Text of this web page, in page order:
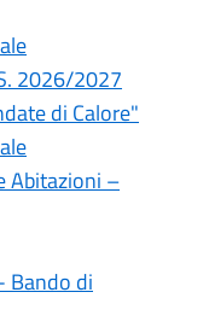
2026/2027
di Calore"
Abitazioni –
Bando di